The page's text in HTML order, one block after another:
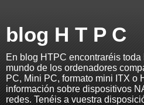
blog H T P C
En blog HTPC encontraréis toda
mundo de los ordenadores
PC, Mini PC, formato mini ITX o
información sobre dispositivos
redes. Tenéis a vuestra